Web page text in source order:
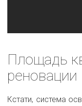
Площадь
реновации
Кстати, система